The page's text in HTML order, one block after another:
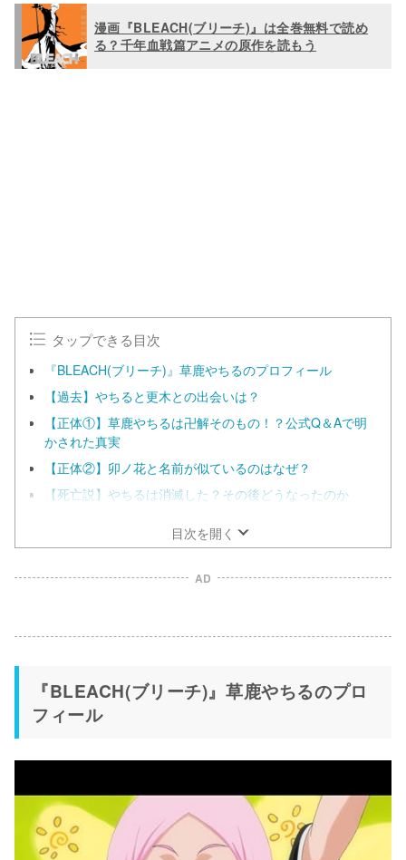
漫画『BLEACH(ブリーチ)』は全巻無料で読め
る？千年血戦篇アニメの原作を読もう
タップできる目次
『BLEACH(ブリーチ)』草鹿やちるのプロフィール
【過去】やちると更木との出会いは？
【正体①】草鹿やちるは卍解そのもの！？公式Q＆Aで明
かされた真実
【正体②】卯ノ花と名前が似ているのはなぜ？
【死亡説】やちるは消滅した？その後どうなったのか
目次を開く
AD
『BLEACH(ブリーチ)』草鹿やちるのプロ
フィール